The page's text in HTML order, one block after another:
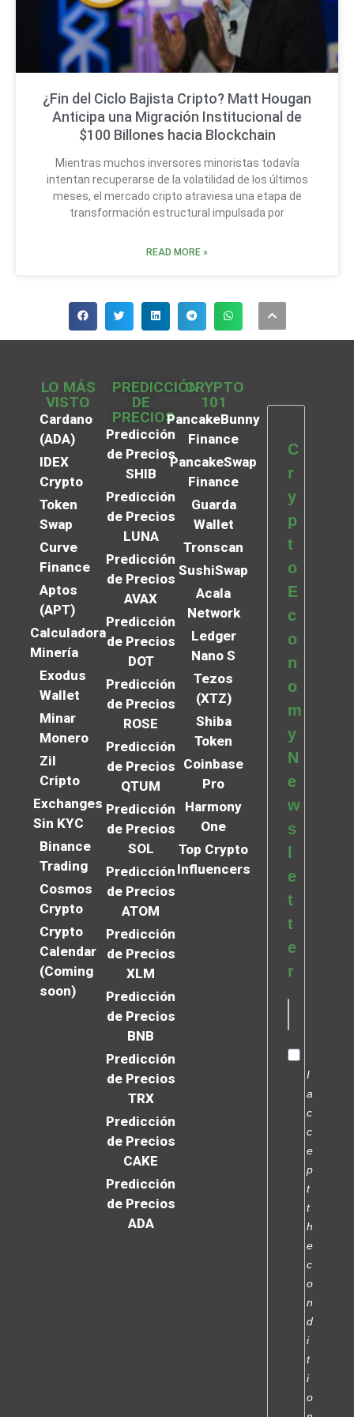
¿Fin del Ciclo Bajista Cripto? Matt Hougan
Anticipa una Migración Institucional de
$100 Billones hacia Blockchain
Mientras muchos inversores minoristas todavía
intentan recuperarse de la volatilidad de los últimos
meses, el mercado cripto atraviesa una etapa de
transformación estructural impulsada por
READ MORE »
LO MÁS
VISTO
Cardano
(ADA)
IDEX
Crypto
Token
Swap
Curve
Finance
Aptos
(APT)
Calculadora
Minería
Exodus
Wallet
Minar
Monero
Zil
Cripto
Exchanges
Sin KYC
Binance
Trading
Cosmos
Crypto
Crypto
Calendar
(Coming
soon)
PREDICCIÓN
DE
PRECIOS
Predicción
de Precios
SHIB
Predicción
de Precios
LUNA
Predicción
de Precios
AVAX
Predicción
de Precios
DOT
Predicción
de Precios
ROSE
Predicción
de Precios
QTUM
Predicción
de Precios
SOL
Predicción
de Precios
ATOM
Predicción
de Precios
XLM
Predicción
de Precios
BNB
Predicción
de Precios
TRX
Predicción
de Precios
CAKE
Predicción
de Precios
ADA
CRYPTO
101
PancakeBunny
Finance
PancakeSwap
Finance
Guarda
Wallet
Tronscan
SushiSwap
Acala
Network
Ledger
Nano S
Tezos
(XTZ)
Shiba
Token
Coinbase
Pro
Harmony
One
Top Crypto
Influencers
C
r
y
p
t
o
E
c
o
n
o
m
y
N
e
w
s
e
t
t
e
r
I
a
c
c
e
p
t
t
h
e
c
o
n
d
i
t
i
o